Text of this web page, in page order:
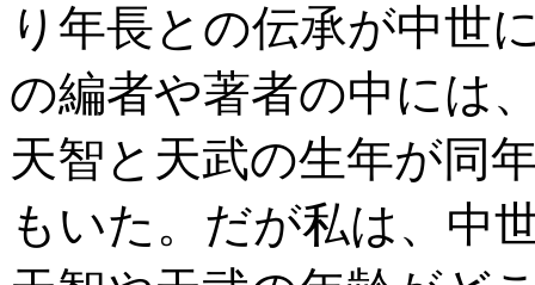
り年長との伝承が中世
の編者や著者の中には
天智と天武の生年が同
もいた。だが私は、中